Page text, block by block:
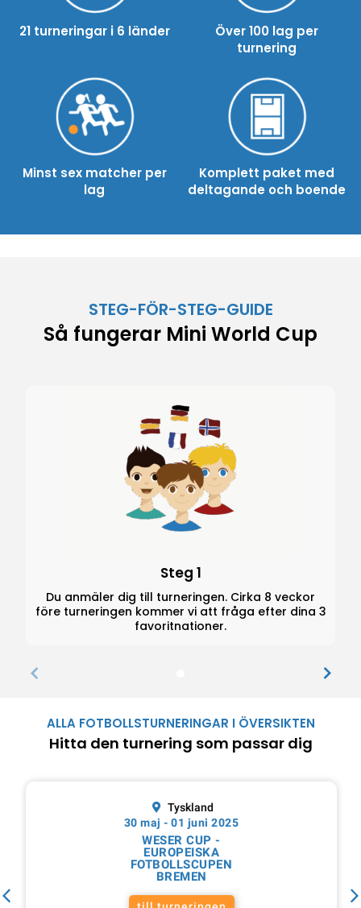
21 turneringar i 6 länder
Över 100 lag per
turnering
Minst sex matcher per
lag
Komplett paket med
deltagande och boende
STEG-FÖR-STEG-GUIDE
Så fungerar Mini World Cup
Steg 1
Du anmäler dig till turneringen. Cirka 8 veckor
före turneringen kommer vi att fråga efter dina 3
favoritnationer.
ALLA FOTBOLLSTURNERINGAR I ÖVERSIKTEN
Hitta den turnering som passar dig
Tyskland
30 maj - 01 juni 2025
EUROPEISKA